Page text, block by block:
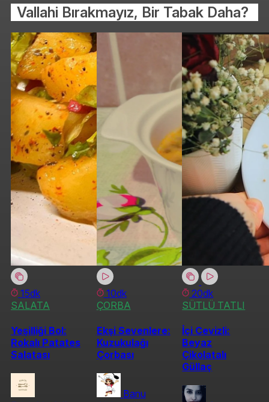
Vallahi Bırakmayız, Bir Tabak Daha?
15dk
SALATA
Yeşilliği Bol:
Rokalı Patates
Salatası
10dk
ÇORBA
Ekşi Sevenlere:
Kuzukulağı
Çorbası
Banu
20dk
SÜTLÜ TATLI
İçi Cevizli:
Beyaz
Çikolatalı
Güllaç